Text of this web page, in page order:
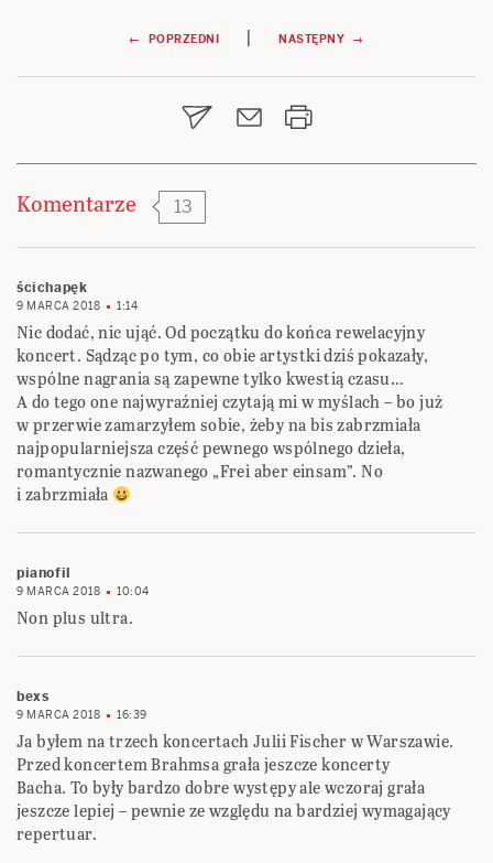
Nawigacja
wpisu
← POPRZEDNI | NASTĘPNY →
Komentarze 13
ścichapęk
9 MARCA 2018 1:14
Nic dodać, nic ująć. Od początku do końca rewelacyjny
koncert. Sądząc po tym, co obie artystki dziś pokazały,
wspólne nagrania są zapewne tylko kwestią czasu…
A do tego one najwyraźniej czytają mi w myślach – bo już
w przerwie zamarzyłem sobie, żeby na bis zabrzmiała
najpopularniejsza część pewnego wspólnego dzieła,
romantycznie nazwanego „Frei aber einsam”. No
i zabrzmiała
pianofil
9 MARCA 2018 10:04
Non plus ultra.
bexs
9 MARCA 2018 16:39
Ja byłem na trzech koncertach Julii Fischer w Warszawie.
Przed koncertem Brahmsa grała jeszcze koncerty
Bacha. To były bardzo dobre występy ale wczoraj grała
jeszcze lepiej – pewnie ze względu na bardziej wymagający
repertuar.